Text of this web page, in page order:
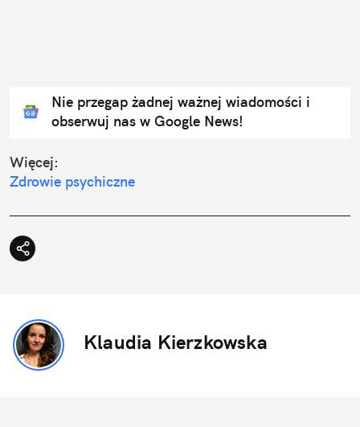
Nie przegap żadnej ważnej wiadomości i
obserwuj nas w Google News!
Więcej:
Zdrowie psychiczne
Klaudia Kierzkowska